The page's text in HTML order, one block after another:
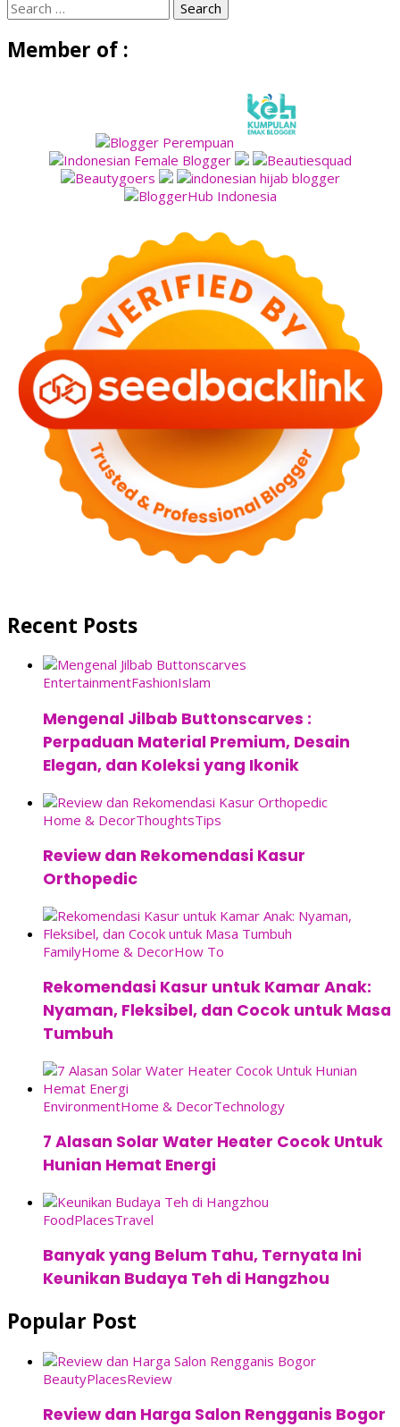
Search
for:
Member of :
Recent Posts
EntertainmentFashionIslam
Mengenal Jilbab Buttonscarves :
Perpaduan Material Premium, Desain
Elegan, dan Koleksi yang Ikonik
Home & DecorThoughtsTips
Review dan Rekomendasi Kasur
Orthopedic
FamilyHome & DecorHow To
Rekomendasi Kasur untuk Kamar Anak:
Nyaman, Fleksibel, dan Cocok untuk Masa
Tumbuh
EnvironmentHome & DecorTechnology
7 Alasan Solar Water Heater Cocok Untuk
Hunian Hemat Energi
FoodPlacesTravel
Banyak yang Belum Tahu, Ternyata Ini
Keunikan Budaya Teh di Hangzhou
Popular Post
BeautyPlacesReview
Review dan Harga Salon Rengganis Bogor